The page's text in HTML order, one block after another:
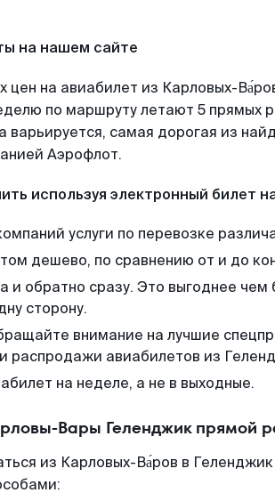
на нашем сайте
цен на авиабилет из Карловых-
по маршруту летают 5 прямых
варьируется, самая дорогая из
Аэрофлот.
используя электронный билет
услуги по перевозке
дешево, по сравнению от и до
и обратно сразу. Это выгоднее
сторону.
внимание на лучшие
распродажи авиабилетов из
на неделе, а не в выходные.
Вары Геленджик прямой
из Карловых-Ва́ров в